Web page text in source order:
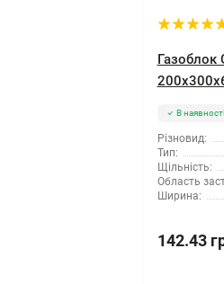
Газоблок
В наявності
Різновид:
Тип:
Щільність:
Область
Ширина:
142.43